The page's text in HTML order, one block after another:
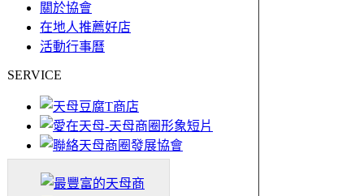
關於協會
在地人推薦好店
活動行事曆
SERVICE